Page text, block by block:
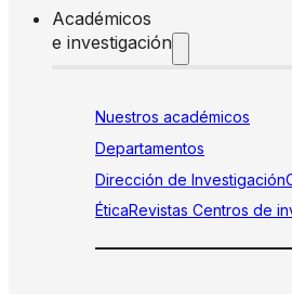
Académicos
e investigación
Nuestros académicos
Departamentos
Dirección de Investigación
ÉticaRevistas Centros de